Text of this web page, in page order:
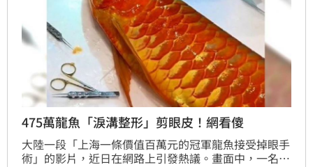
475萬龍魚「淚溝整形」剪眼皮！網看傻
大陸一段「上海一條價值百萬元的冠軍龍魚接受掉眼手
術」的影片，近日在網路上引發熱議。畫面中，一名男